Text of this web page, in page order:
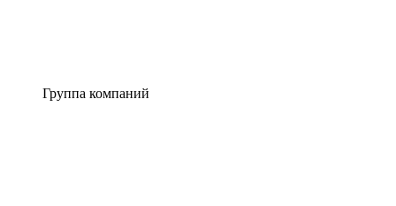
Группа компаний